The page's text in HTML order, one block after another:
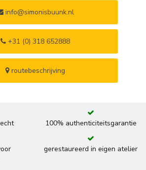
info@simonisbuunk.nl
+31 (0) 318 652888
routebeschrijving
100% authenticiteitsgarantie
gerestaureerd in eigen atelier